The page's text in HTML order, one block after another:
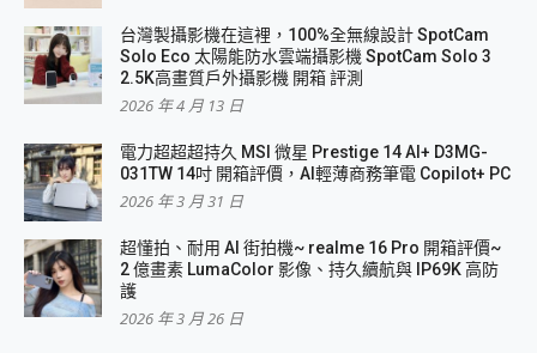
台灣製攝影機在這裡，100%全無線設計 SpotCam
Solo Eco 太陽能防水雲端攝影機 SpotCam Solo 3
2.5K高畫質戶外攝影機 開箱 評測
2026 年 4 月 13 日
電力超超超持久 MSI 微星 Prestige 14 AI+ D3MG-
031TW 14吋 開箱評價，AI輕薄商務筆電 Copilot+ PC
2026 年 3 月 31 日
超懂拍、耐用 AI 街拍機~ realme 16 Pro 開箱評價~
2 億畫素 LumaColor 影像、持久續航與 IP69K 高防
護
2026 年 3 月 26 日